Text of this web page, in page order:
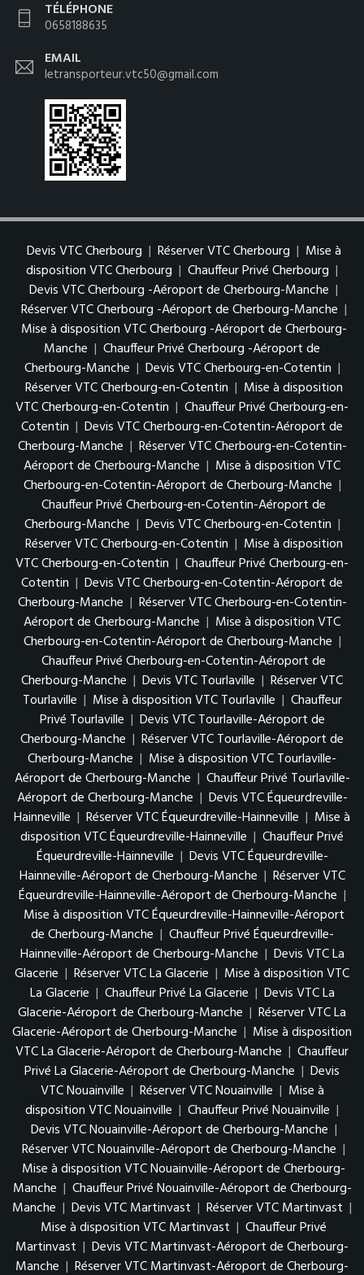
TÉLÉPHONE
0658188635
EMAIL
letransporteur.vtc50@gmail.com
Devis VTC Cherbourg | Réserver VTC Cherbourg | Mise à
disposition VTC Cherbourg | Chauffeur Privé Cherbourg |
Devis VTC Cherbourg -Aéroport de Cherbourg-Manche |
Réserver VTC Cherbourg -Aéroport de Cherbourg-Manche |
Mise à disposition VTC Cherbourg -Aéroport de Cherbourg-
Manche | Chauffeur Privé Cherbourg -Aéroport de
Cherbourg-Manche | Devis VTC Cherbourg-en-Cotentin |
Réserver VTC Cherbourg-en-Cotentin | Mise à disposition
VTC Cherbourg-en-Cotentin | Chauffeur Privé Cherbourg-en-
Cotentin | Devis VTC Cherbourg-en-Cotentin-Aéroport de
Cherbourg-Manche | Réserver VTC Cherbourg-en-Cotentin-
Aéroport de Cherbourg-Manche | Mise à disposition VTC
Cherbourg-en-Cotentin-Aéroport de Cherbourg-Manche |
Chauffeur Privé Cherbourg-en-Cotentin-Aéroport de
Cherbourg-Manche | Devis VTC Cherbourg-en-Cotentin |
Réserver VTC Cherbourg-en-Cotentin | Mise à disposition
VTC Cherbourg-en-Cotentin | Chauffeur Privé Cherbourg-en-
Cotentin | Devis VTC Cherbourg-en-Cotentin-Aéroport de
Cherbourg-Manche | Réserver VTC Cherbourg-en-Cotentin-
Aéroport de Cherbourg-Manche | Mise à disposition VTC
Cherbourg-en-Cotentin-Aéroport de Cherbourg-Manche |
Chauffeur Privé Cherbourg-en-Cotentin-Aéroport de
Cherbourg-Manche | Devis VTC Tourlaville | Réserver VTC
Tourlaville | Mise à disposition VTC Tourlaville | Chauffeur
Privé Tourlaville | Devis VTC Tourlaville-Aéroport de
Cherbourg-Manche | Réserver VTC Tourlaville-Aéroport de
Cherbourg-Manche | Mise à disposition VTC Tourlaville-
Aéroport de Cherbourg-Manche | Chauffeur Privé Tourlaville-
Aéroport de Cherbourg-Manche | Devis VTC Équeurdreville-
Hainneville | Réserver VTC Équeurdreville-Hainneville | Mise à
disposition VTC Équeurdreville-Hainneville | Chauffeur Privé
Équeurdreville-Hainneville | Devis VTC Équeurdreville-
Hainneville-Aéroport de Cherbourg-Manche | Réserver VTC
Équeurdreville-Hainneville-Aéroport de Cherbourg-Manche |
Mise à disposition VTC Équeurdreville-Hainneville-Aéroport
de Cherbourg-Manche | Chauffeur Privé Équeurdreville-
Hainneville-Aéroport de Cherbourg-Manche | Devis VTC La
Glacerie | Réserver VTC La Glacerie | Mise à disposition VTC
La Glacerie | Chauffeur Privé La Glacerie | Devis VTC La
Glacerie-Aéroport de Cherbourg-Manche | Réserver VTC La
Glacerie-Aéroport de Cherbourg-Manche | Mise à disposition
VTC La Glacerie-Aéroport de Cherbourg-Manche | Chauffeur
Privé La Glacerie-Aéroport de Cherbourg-Manche | Devis
VTC Nouainville | Réserver VTC Nouainville | Mise à
disposition VTC Nouainville | Chauffeur Privé Nouainville |
Devis VTC Nouainville-Aéroport de Cherbourg-Manche |
Réserver VTC Nouainville-Aéroport de Cherbourg-Manche |
Mise à disposition VTC Nouainville-Aéroport de Cherbourg-
Manche | Chauffeur Privé Nouainville-Aéroport de Cherbourg-
Manche | Devis VTC Martinvast | Réserver VTC Martinvast |
Mise à disposition VTC Martinvast | Chauffeur Privé
Martinvast | Devis VTC Martinvast-Aéroport de Cherbourg-
Manche | Réserver VTC Martinvast-Aéroport de Cherbourg-